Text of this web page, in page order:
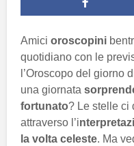
Amici oroscopini
quotidiano con le
l’Oroscopo del giorno
una giornata
fortunato? Le stelle ci
attraverso l’i
la volta celeste. Ma